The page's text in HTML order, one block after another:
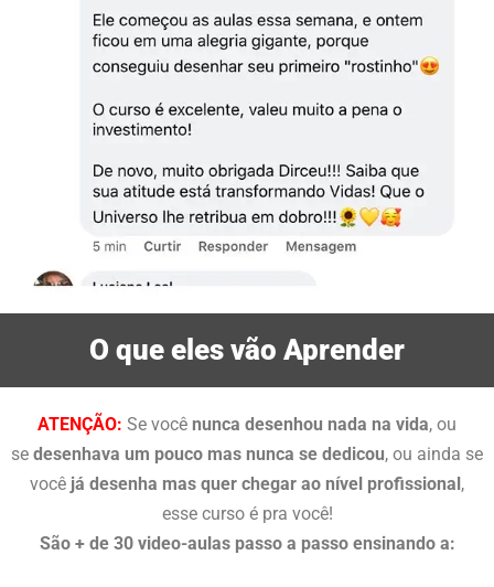
O que eles vão Aprender
ATENÇÃO: Se você nunca desenhou nada na vida, ou
se desenhava um pouco mas nunca se dedicou, ou ainda se
você já desenha mas quer chegar ao nível profissional ,
esse curso é pra você!
São + de 30 video-aulas passo a passo ensinando a: